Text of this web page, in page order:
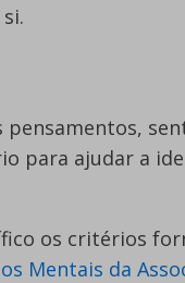
pensamentos,
para ajudar a
os critérios
Mentais da